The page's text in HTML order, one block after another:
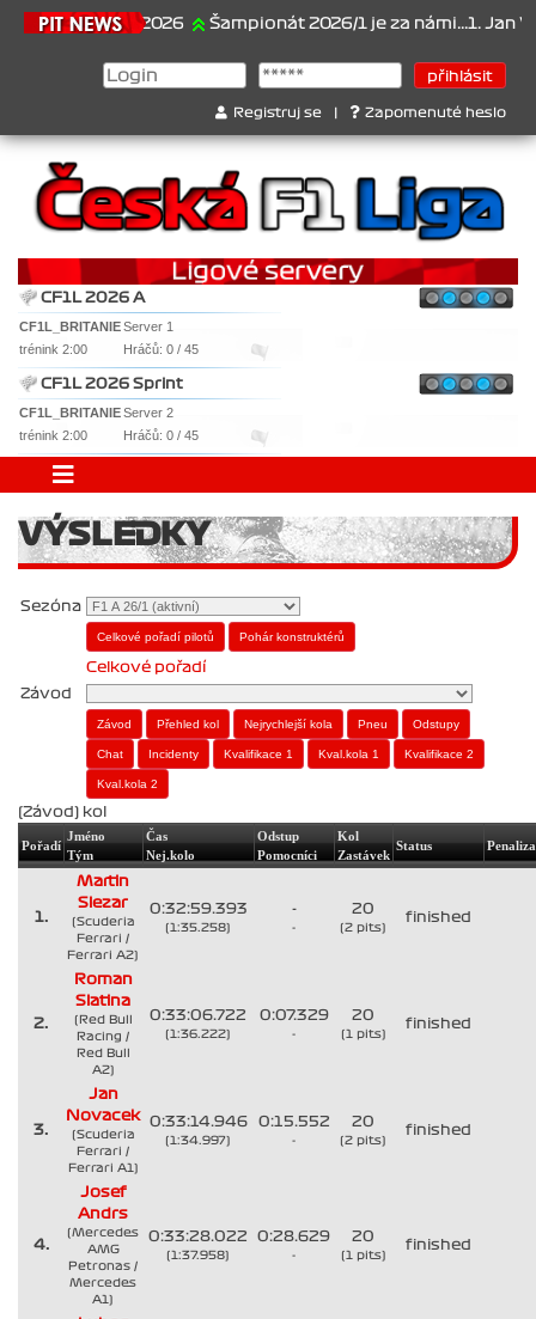
21.6.2026 Šampionát 2026/1 je za námi...1. Jan
Registruj se Zapomenuté heslo
CF1L 2026 A
CF1L_BRITANIEServer 1
trénink 2:00
Hráčů: 0 / 45
CF1L 2026 Sprint
CF1L_BRITANIEServer 2
trénink 2:00
Hráčů: 0 / 45
VÝSLEDKY
Sezóna
Celkové pořadí
Závod
(Závod) kol
Pořadí
Jméno
Tým
Čas
Nej.kolo
Odstup
Pomocníci
Kol
Zastávek
Status
1.
Martin
Slezar
(Scuderia
Ferrari /
Ferrari A2)
0:32:59.393
(1:35.258)
-
-
20
(2 pits)
finished
2.
Roman
Slatina
(Red Bull
Racing /
Red Bull
A2)
0:33:06.722
(1:36.222)
0:07.329
-
20
(1 pits)
finished
3.
Jan
Novacek
(Scuderia
Ferrari /
Ferrari A1)
0:33:14.946
(1:34.997)
0:15.552
-
20
(2 pits)
finished
4.
Josef
Andrs
(Mercedes
AMG
Petronas /
Mercedes
A1)
0:33:28.022
(1:37.958)
0:28.629
-
20
(1 pits)
finished